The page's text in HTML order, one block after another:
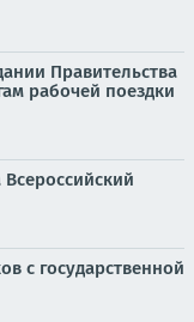
Правительства
рабочей поездки
с государственной